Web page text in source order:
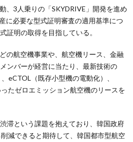
、3人乗りの「SKYDRIVE」開発を進め
に必要な型式証明審査の適用基準につ
証明の取得を目指している。
の航空機事業や、航空機リース、金融
ンバーが経営に当たり、最新技術の
eCTOL（既存小型機の電動化）、
たゼロエミッション航空機のリースを
滞という課題を抱えており、韓国政府
減できると期待して、韓国都市型航空